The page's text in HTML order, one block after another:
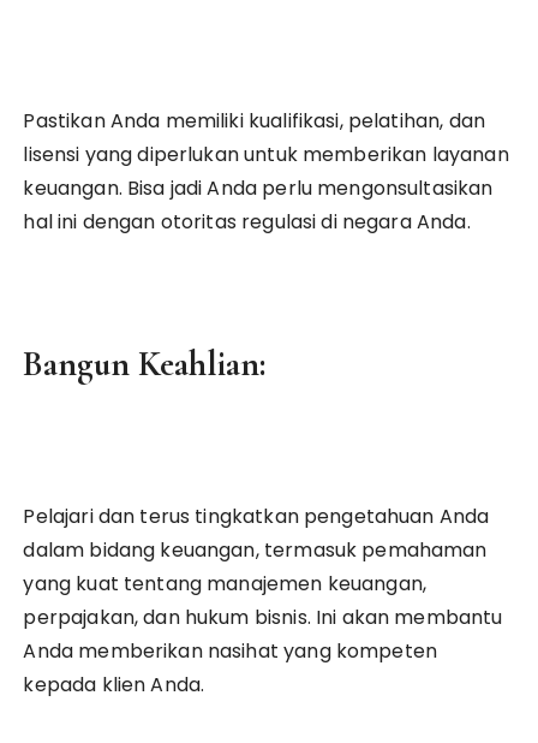
Pastikan Anda memiliki kualifikasi, pelatihan, dan
lisensi yang diperlukan untuk memberikan layanan
keuangan. Bisa jadi Anda perlu mengonsultasikan
hal ini dengan otoritas regulasi di negara Anda.
Bangun Keahlian:
Pelajari dan terus tingkatkan pengetahuan Anda
dalam bidang keuangan, termasuk pemahaman
yang kuat tentang manajemen keuangan,
perpajakan, dan hukum bisnis. Ini akan membantu
Anda memberikan nasihat yang kompeten
kepada klien Anda.